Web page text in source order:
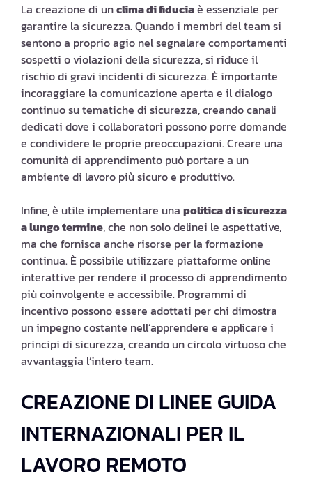
La creazione di unclima di fiduciaè essenziale per
garantire la sicurezza. Quando i membri del team si
sentono a proprio agio nel segnalare comportamenti
sospetti o violazioni della sicurezza, si riduce il
rischio di gravi incidenti di sicurezza. È importante
incoraggiare la comunicazione aperta e il dialogo
continuo su tematiche di sicurezza, creando canali
dedicati dove i collaboratori possono porre domande
e condividere le proprie preoccupazioni. Creare una
comunità di apprendimento può portare a un
ambiente di lavoro più sicuro e produttivo.
Infine, è utile implementare una politica di sicurezza
a lungo termine, che non solo delinei le aspettative,
ma che fornisca anche risorse per la formazione
continua. È possibile utilizzare piattaforme online
interattive per rendere il processo di apprendimento
più coinvolgente e accessibile. Programmi di
incentivo possono essere adottati per chi dimostra
un impegno costante nell’apprendere e applicare i
principi di sicurezza, creando un circolo virtuoso che
avvantaggia l’intero team.
CREAZIONE DI LINEE GUIDA
INTERNAZIONALI PER IL
LAVORO REMOTO